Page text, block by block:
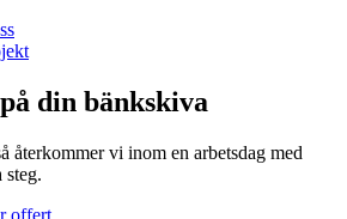
din bänkskiva
återkommer vi inom en arbetsdag med
steg.
offert